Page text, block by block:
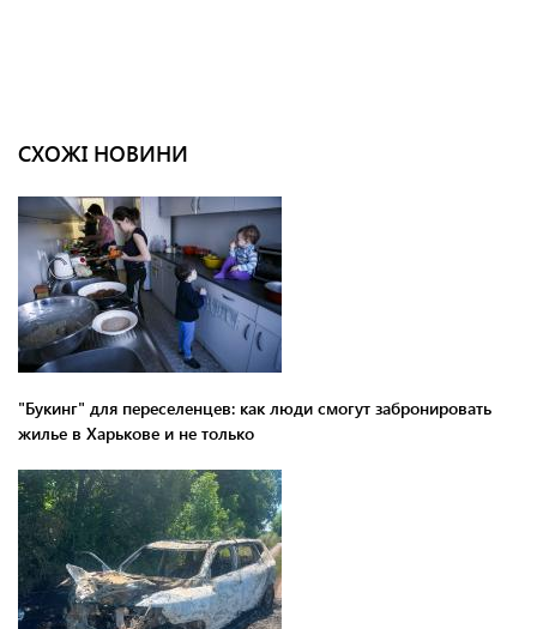
СХОЖІ НОВИНИ
"Букинг" для переселенцев: как люди смогут забронировать
жилье в Харькове и не только